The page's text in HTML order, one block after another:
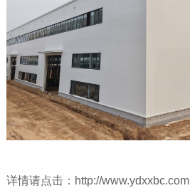
详情请点击： http://www.ydxxbc.com